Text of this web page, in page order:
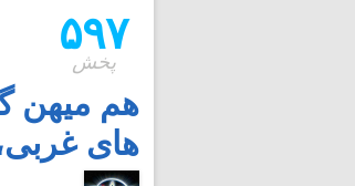
۵۹۷
پخش
هم میهن
های